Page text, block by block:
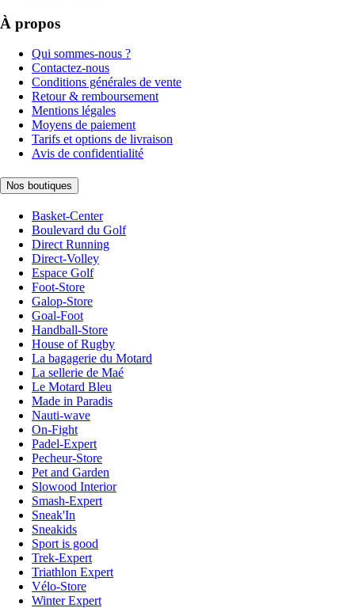
À propos
Qui sommes-nous ?
Contactez-nous
Conditions générales de vente
Retour & remboursement
Mentions légales
Moyens de paiement
Tarifs et options de livraison
Avis de confidentialité
Nos boutiques
Basket-Center
Boulevard du Golf
Direct Running
Direct-Volley
Espace Golf
Foot-Store
Galop-Store
Goal-Foot
Handball-Store
House of Rugby
La bagagerie du Motard
La sellerie de Maé
Le Motard Bleu
Made in Paradis
Nauti-wave
On-Fight
Padel-Expert
Pecheur-Store
Pet and Garden
Slowood Interior
Smash-Expert
Sneak'In
Sneakids
Sport is good
Trek-Expert
Triathlon Expert
Vélo-Store
Winter Expert